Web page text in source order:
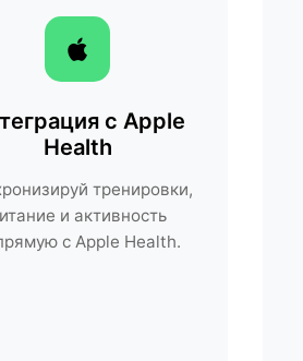
с Apple
Health
тренировки,
и активность
с Apple Health.